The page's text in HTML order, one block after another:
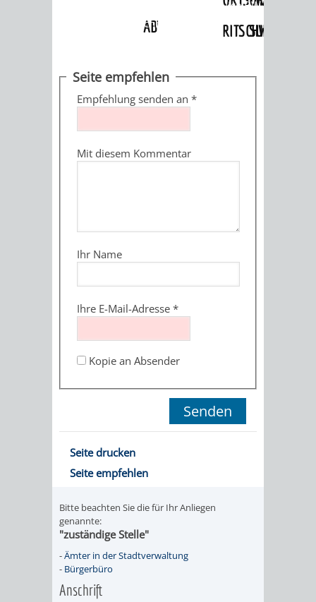
ABWASSERBESEITIGUNG
115
BERATUNG
UND
HILFE
JUGENDLICHE
BETREUUNG
UND
PFLEGE
FREIZEITANGEBOTE
BERATUNG
MENSCHEN
MIT
MENSCHEN
MIT
MIGRANTEN
FLÜCHTLINGE
BAUHERREN
DENKMALSCHUTZ
STEUERVORTEILE
VERKAUF
STÄDTISCHER
RITSCHWEIER
SULZBACH
UND
BEIRÄTE
AUSSCHUSS
UND
STADTENTWICKLUNG
HAUPTAUSSCHUSS
KINDER-
UND
SITZUNGSUNTERLAGEN
UMLEGUNGSAUSSCHUSS
BERATENDE
STADTRECHT
Dienstleistungen Service BW
Verfahrensbeschreibung
Seite empfehlen
Empfehlung senden an *
Mit diesem Kommentar
Ihr Name
Ihre E-Mail-Adresse*
Kopie an Absender
Seite drucken
Seite empfehlen
Bitte beachten Sie die für Ihr Anliegen
genannte:
"zuständige Stelle"
-Ämter in der Stadtverwaltung
- Bürgerbüro
Anschrift